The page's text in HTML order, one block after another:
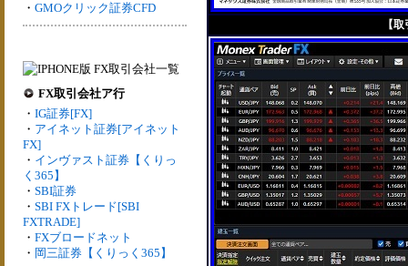
・ GMOクリック証券CFD
FX取引会社ア行
・ IG証券[FX]
・ アイネット証券[アイネット
FX]
・ インヴァスト証券【くりっ
く365】
・ SBI証券
・ SBI FXトレード[SBI
FXTRADE]
・ FXブロードネット
・ 岡三証券【くりっく365】
【